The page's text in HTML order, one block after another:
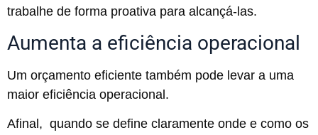
trabalhe de forma proativa para alcançá-las.
Aumenta a eficiência operacional
Um orçamento eficiente também pode levar a uma
maior eficiência operacional.
Afinal, quando se define claramente onde e como os